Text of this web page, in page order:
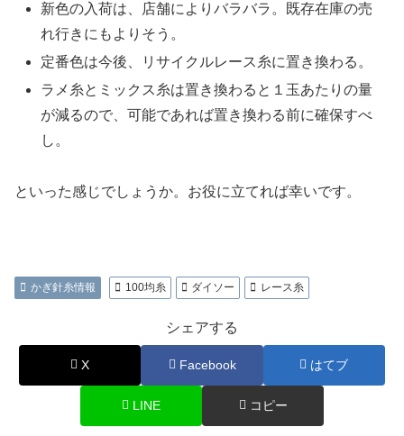
新色の入荷は、店舗によりバラバラ。既存在庫の売
れ行きにもよりそう。
定番色は今後、リサイクルレース糸に置き換わる。
ラメ糸とミックス糸は置き換わると１玉あたりの量
が減るので、可能であれば置き換わる前に確保すべ
し。
といった感じでしょうか。お役に立てれば幸いです。
かぎ針糸情報 100均糸 ダイソー レース糸
シェアする
X Facebook はてブ
LINE コピー